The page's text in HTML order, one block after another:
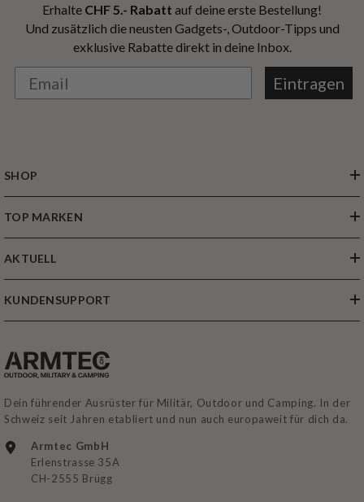
Erhalte CHF 5.- Rabatt auf deine erste Bestellung!
Und zusätzlich die neusten Gadgets-, Outdoor-Tipps und
exklusive Rabatte direkt in deine Inbox.
Eintragen
SHOP
TOP MARKEN
AKTUELL
KUNDENSUPPORT
Dein führender Ausrüster für Militär, Outdoor und Camping. In der
Schweiz seit Jahren etabliert und nun auch europaweit für dich da.
Armtec GmbH
Erlenstrasse 35A
CH-2555 Brügg